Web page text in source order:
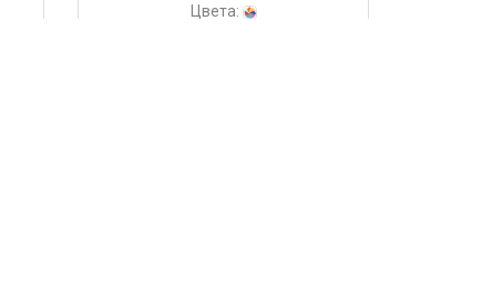
Цвета: